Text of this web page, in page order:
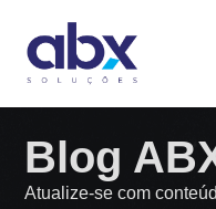
Blog
Atualize-se com